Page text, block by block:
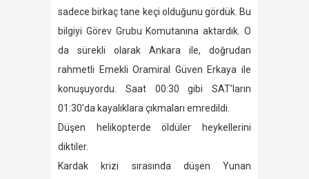
sadece birkaç tane keçi olduğunu gördük. Bu
bilgiyi Görev Grubu Komutanına aktardık. O
da sürekli olarak Ankara ile, doğrudan
rahmetli Emekli Oramiral Güven Erkaya ile
konuşuyordu. Saat 00:30 gibi SAT’ların
01:30’da kayalıklara çıkmaları emredildi.
Düşen helikopterde öldüler heykellerini
diktiler.
Kardak krizi sırasında düşen Yunan